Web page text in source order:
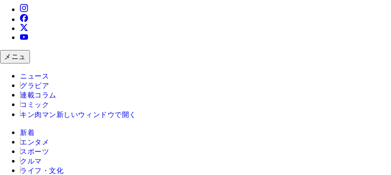
メニュ
ニュース
グラビア
連載コラム
コミック
キン肉マン 新しいウィンドウで開く
新着
エンタメ
スポーツ
クルマ
ライフ・文化